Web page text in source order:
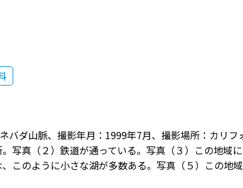
バダ山脈、撮影年月：1999年7月、撮影場所：カリ
写真（２）鉄道が通っている。写真（３）この地域
、このように小さな湖が多数ある。写真（５）この